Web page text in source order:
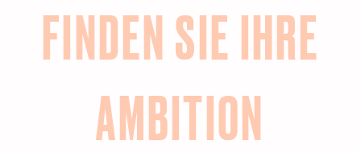
FINDEN SIE IHRE
AMBITION